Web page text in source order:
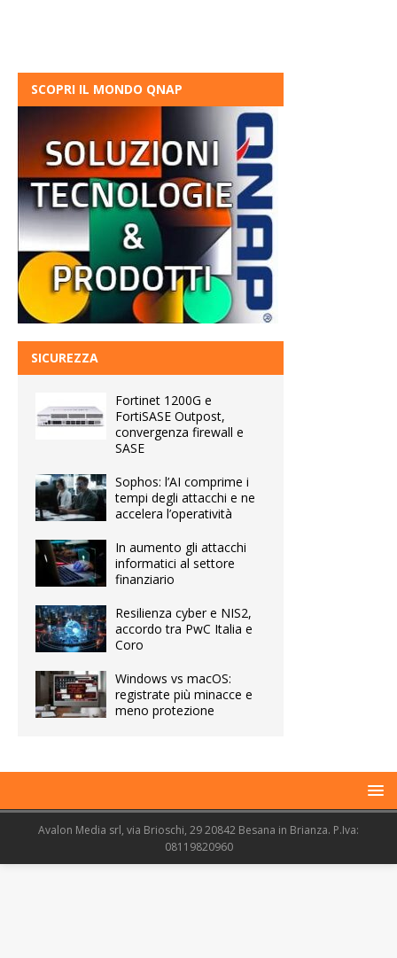
SCOPRI IL MONDO QNAP
SICUREZZA
Fortinet 1200G e
FortiSASE Outpost,
convergenza firewall e
SASE
Sophos: l’AI comprime i
tempi degli attacchi e ne
accelera l’operatività
In aumento gli attacchi
informatici al settore
finanziario
Resilienza cyber e NIS2,
accordo tra PwC Italia e
Coro
Windows vs macOS:
registrate più minacce e
meno protezione
Avalon Media srl, via Brioschi, 29 20842 Besana in Brianza. P.Iva:
08119820960